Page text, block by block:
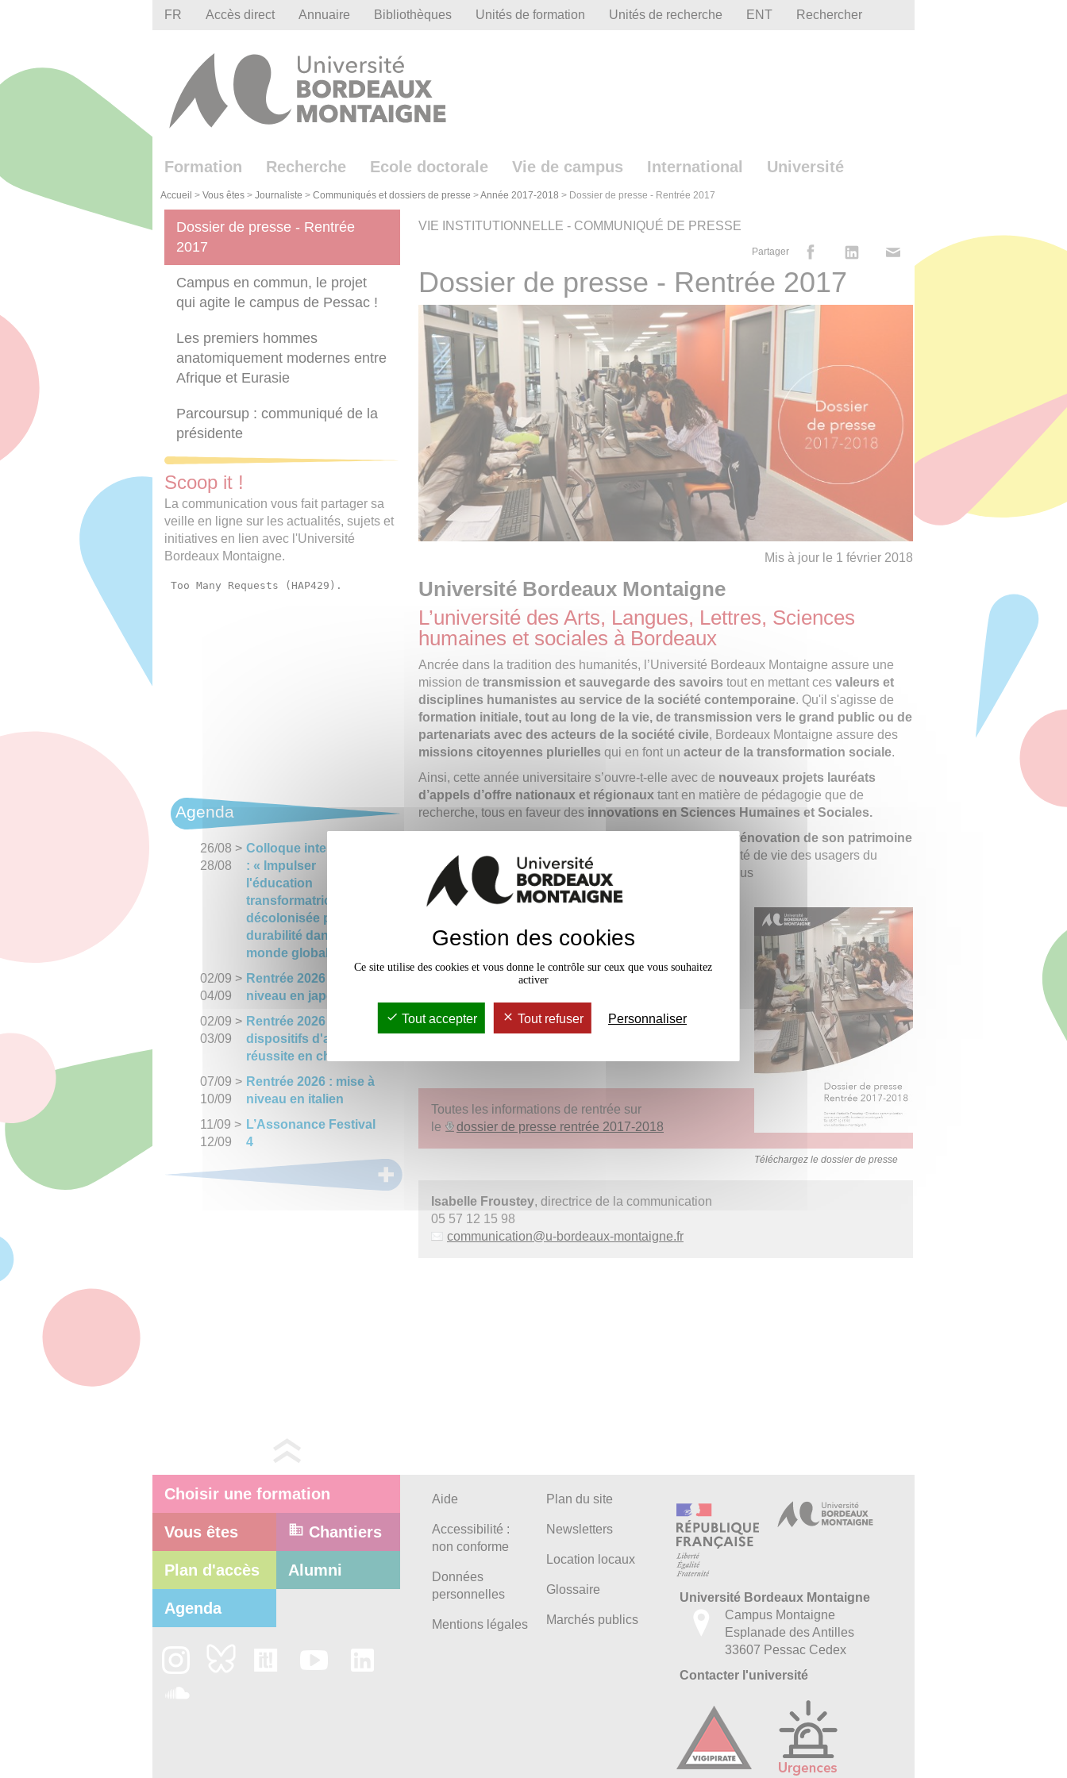
FR Accès direct Annuaire Bibliothèques Unités de formation Unités de recherche ENT Rechercher
Formation Recherche Ecole doctorale Vie de campus International Université
Accueil > Vous êtes > Journaliste > Communiqués et dossiers de presse >Année 2017-2018 > Dossier de presse - Rentrée 2017
VIE INSTITUTIONNELLE - COMMUNIQUÉ DE PRESSE
Partager
Dossier de presse - Rentrée 2017
Mis à jour le 1 février 2018
Université Bordeaux Montaigne
L’université des Arts, Langues, Lettres, Sciences
humaines et sociales à Bordeaux
Ancrée dans la tradition des humanités, l’Université Bordeaux Montaigne assure une
mission de transmission et sauvegarde des savoirs tout en mettant cesvaleurs et
disciplines humanistes au service de la société contemporaine. Qu'il s'agisse de
formation initiale, tout au long de la vie, de transmission vers le grand public ou de
partenariats avec des acteurs de la société civile, Bordeaux Montaigne assure des
missions citoyennes plurielles qui en font un acteur de la transformation sociale.
Ainsi, cette année universitaire s’ouvre-t-elle avec de nouveaux projets lauréats
d’appels d’offre nationaux et régionauxtant en matière de pédagogie que de
recherche, tous en faveur des innovations en Sciences Humaines et Sociales.
rénovation de son patrimoine
immobilier,étape cruciale qui permet d’améliorer la qualité de vie des usagers du
campus tout en rendant l’université plus accueillante et plus
performante.
Téléchargez le dossier de presse
pratiques et offres pédagogiques, Bordeaux Montaigne
adaptées à leurs attentes et tournées vers leur réussite.
conditions ses étudiant·e·s et ouvre grand ses portes aux
quelque
700 étudiant·e·s supplémentairesqui la
Toutes les informations de rentrée sur
le
dossier de presse rentrée 2017-2018
Isabelle Froustey, directrice de la communication
05 57 12 15 98
communication@u-bordeaux-montaigne.fr
Dossier de presse - Rentrée
2017
Campus en commun, le projet
qui agite le campus de Pessac !
Les premiers hommes
anatomiquement modernes entre
Afrique et Eurasie
Parcoursup : communiqué de la
présidente
Scoop it !
La communication vous fait partager sa
veille en ligne sur les actualités, sujets et
initiatives en lien avec l'Université
Bordeaux Montaigne.
Agenda
26/08 >
28/08
Colloque international
: « Impulser
l'éducation
transformatrice et
décolonisée pour la
durabilité dans un
monde globalisé »
02/09 >
04/09
Rentrée 2026 : mise à
niveau en japonais
02/09 >
03/09
Rentrée 2026 : les
dispositifs d'aide à la
réussite en chinois
07/09 >
10/09
Rentrée 2026 : mise à
niveau en italien
11/09 >
12/09
L’Assonance Festival
4
Choisir une formation
Vous êtes Chantiers
Plan d'accès Alumni
Agenda
Aide
Accessibilité :
non conforme
Données
personnelles
Mentions légales
Plan du site
Newsletters
Location locaux
Glossaire
Marchés publics
Université Bordeaux Montaigne
Campus Montaigne
Esplanade des Antilles
33607 Pessac Cedex
Contacter l'université
Gestion des cookies
Ce site utilise des cookies et vous donne le contrôle sur ceux que vous souhaitez
activer
Tout accepter Tout refuser Personnaliser